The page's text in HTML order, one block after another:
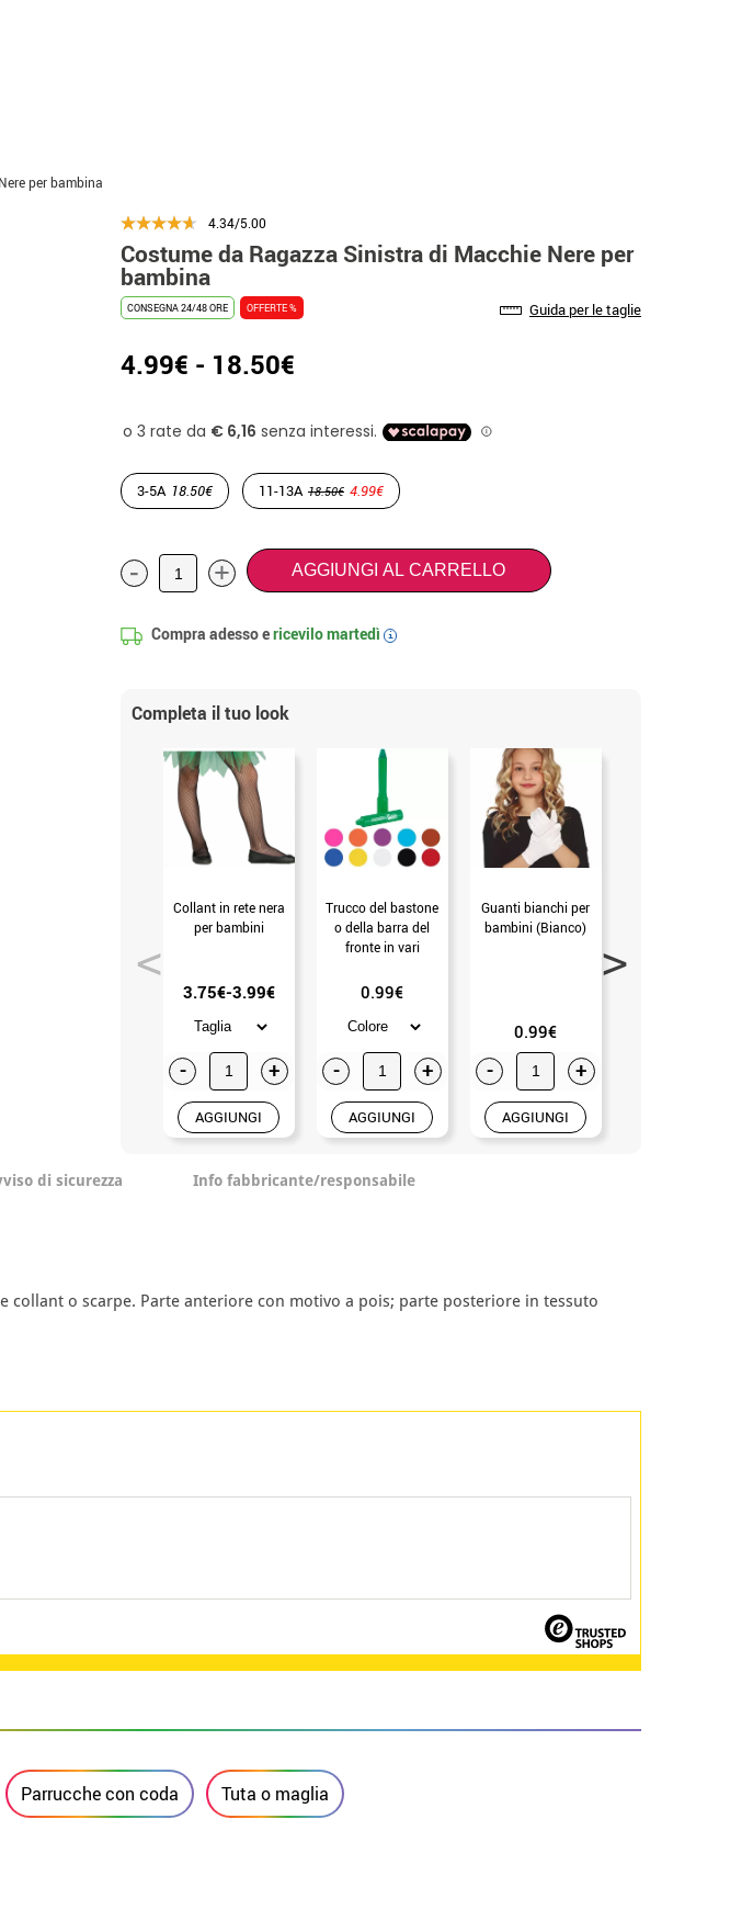
per bambina
4.34/5.00
Costume da Ragazza Sinistra di Macchie Nere per
bambina
CONSEGNA 24/48 ORE OFFERTE % Guida per le taglie
4.99€ - 18.50€
3-5A 18.50€ 11-13A 4.99€
18.50€
- + AGGIUNGI AL CARRELLO
Compra adesso ericevilomartedì i
Completa il tuo look
Collant in rete nera
per bambini
3.75€-3.99€
- +
AGGIUNGI
Trucco del bastone
o della barra del
fronte in vari
0.99€
- +
AGGIUNGI
Guanti bianchi per
bambini (Bianco)
0.99€
- +
AGGIUNGI
di sicurezza Info fabbricante/responsabile
collant o scarpe. Parte anteriore con motivo a pois; parte posteriore in tessuto
Parrucche con coda Tuta o maglia